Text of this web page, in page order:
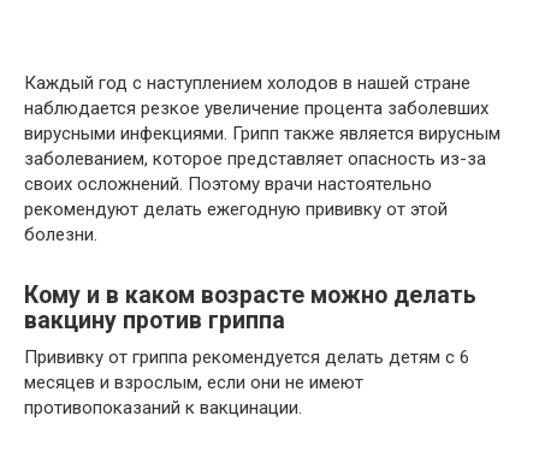
Каждый год с наступлением холодов в нашей стране
наблюдается резкое увеличение процента заболевших
вирусными инфекциями. Грипп также является вирусным
заболеванием, которое представляет опасность из-за
своих осложнений. Поэтому врачи настоятельно
рекомендуют делать ежегодную прививку от этой
болезни.
Кому и в каком возрасте можно делать
вакцину против гриппа
Прививку от гриппа рекомендуется делать детям с 6
месяцев и взрослым, если они не имеют
противопоказаний к вакцинации.